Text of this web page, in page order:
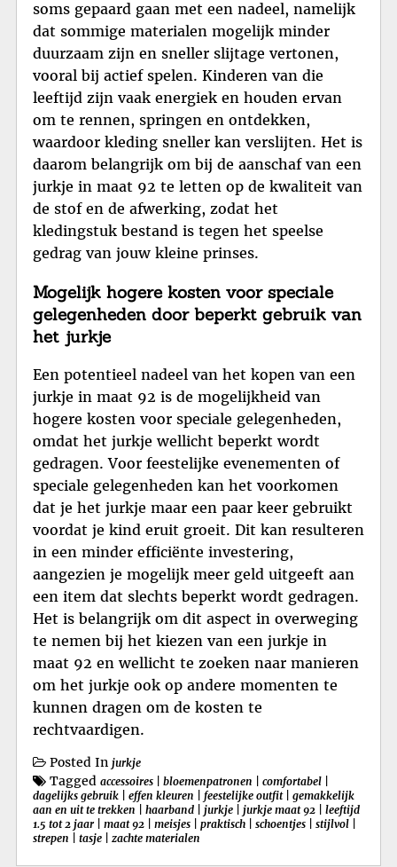
soms gepaard gaan met een nadeel, namelijk
dat sommige materialen mogelijk minder
duurzaam zijn en sneller slijtage vertonen,
vooral bij actief spelen. Kinderen van die
leeftijd zijn vaak energiek en houden ervan
om te rennen, springen en ontdekken,
waardoor kleding sneller kan verslijten. Het is
daarom belangrijk om bij de aanschaf van een
jurkje in maat 92 te letten op de kwaliteit van
de stof en de afwerking, zodat het
kledingstuk bestand is tegen het speelse
gedrag van jouw kleine prinses.
Mogelijk hogere kosten voor speciale
gelegenheden door beperkt gebruik van
het jurkje
Een potentieel nadeel van het kopen van een
jurkje in maat 92 is de mogelijkheid van
hogere kosten voor speciale gelegenheden,
omdat het jurkje wellicht beperkt wordt
gedragen. Voor feestelijke evenementen of
speciale gelegenheden kan het voorkomen
dat je het jurkje maar een paar keer gebruikt
voordat je kind eruit groeit. Dit kan resulteren
in een minder efficiënte investering,
aangezien je mogelijk meer geld uitgeeft aan
een item dat slechts beperkt wordt gedragen.
Het is belangrijk om dit aspect in overweging
te nemen bij het kiezen van een jurkje in
maat 92 en wellicht te zoeken naar manieren
om het jurkje ook op andere momenten te
kunnen dragen om de kosten te
rechtvaardigen.
Posted In jurkje
Tagged accessoires bloemenpatronen comfortabel
dagelijks gebruik
effen kleuren feestelijke outfit| gemakkelijk
aan en uit te trekken
haarband jurkje jurkje maat 92
leeftijd
1.5 tot 2 jaar
maat 92 meisjes praktisch schoentjes stijlvol
strepen
tasje zachte materialen